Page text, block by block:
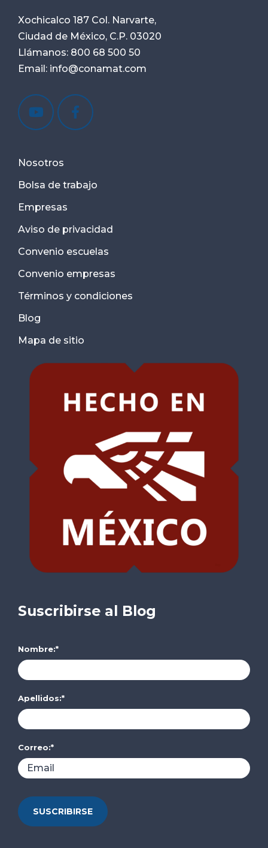
Xochicalco 187 Col. Narvarte,
Ciudad de México, C.P. 03020
Llámanos: 800 68 500 50
Email: info@conamat.com
Nosotros
Bolsa de trabajo
Empresas
Aviso de privacidad
Convenio escuelas
Convenio empresas
Términos y condiciones
Blog
Mapa de sitio
Suscribirse al Blog
Nombre:*
Apellidos:*
Correo:*